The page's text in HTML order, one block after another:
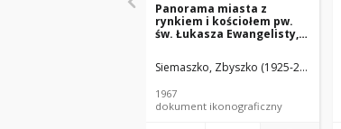
Panorama miasta z
rynkiem i kościołem pw.
św. Łukasza Ewangelisty,
południowej, Drzewica
Siemaszko, Zbyszko (1925-2015).
1967
dokument ikonograficzny